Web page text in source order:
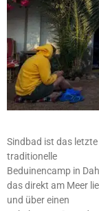
Sindbad ist das letzte
traditionelle
Beduinencamp in
das direkt am Meer
und über einen